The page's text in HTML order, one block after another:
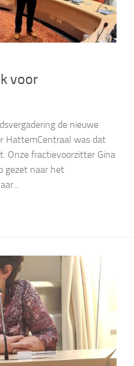
voor
de nieuwe
HattemCentraal was dat
Onze fractievoorzitter Gina
gezet naar het